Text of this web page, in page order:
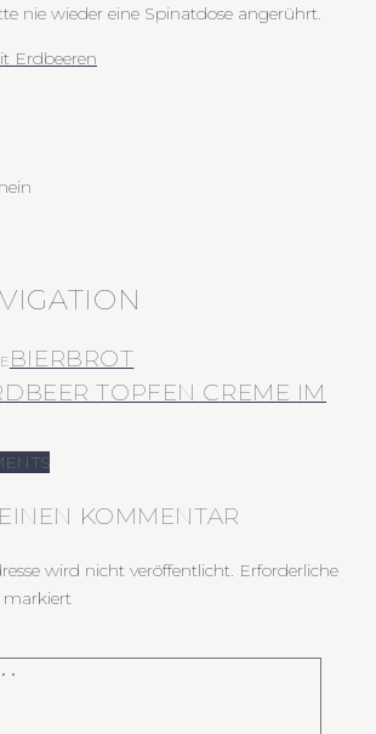
nie wieder eine Spinatdose angerührt.
BIERBROT
TOPFEN CREME IM
KOMMENTAR
wird nicht veröffentlicht. Erforderliche
markiert